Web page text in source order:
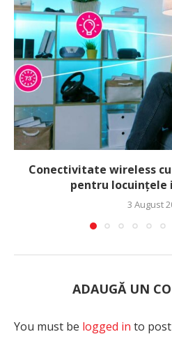
Conectivitate wireless
pentru locuințele
3 August
ADAUGĂ UN
You must be logged in to